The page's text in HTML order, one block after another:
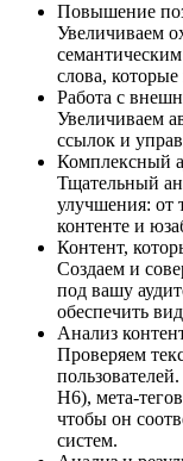
Повышение
Увеличиваем
слова,
Работа с
Увеличиваем
ссылок и
Комплексный
Тщательный
улучшения: от
контенте и
Контент,
Создаем и
под вашу
обеспечить
Анализ
Проверяем
H6), мета-
чтобы он
систем.